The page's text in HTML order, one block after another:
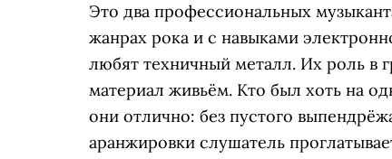
Это два профессиональных
жанрах рока и с навыками
любят техничный металл. Их роль в
материал живьём. Кто был хоть на
они отлично: без пустого
аранжировки слушатель